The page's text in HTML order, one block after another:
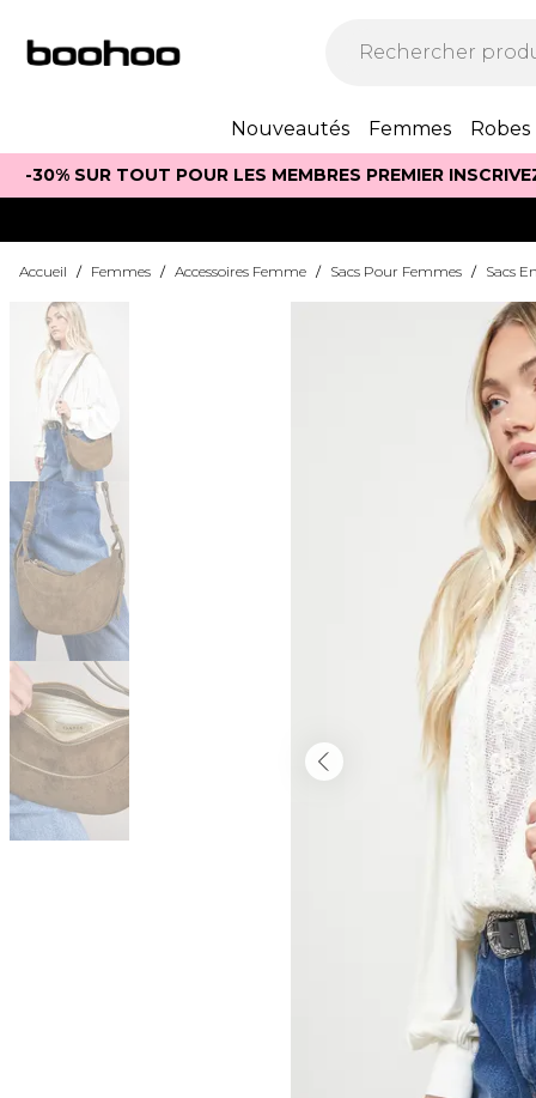
Nouveautés Femmes Robes
-30% SUR TOUT POUR LES MEMBRES PREMIER
Accueil / Femmes / Accessoires Femme / Sacs Pour Femmes / Sacs